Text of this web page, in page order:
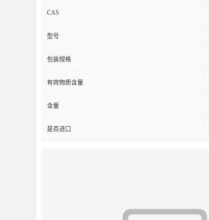
CAS
型号
包装规格
有效物质含量
含量
是否进口